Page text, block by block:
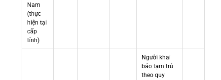
Nam
(thực
hiện tại
cấp
tỉnh)
Người khai
báo tạm trú
theo quy